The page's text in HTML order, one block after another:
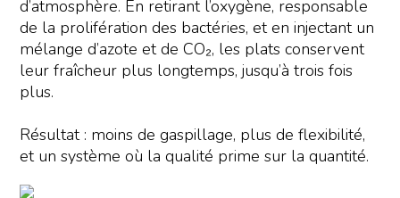
d’atmosphère. En retirant l’oxygène, responsable
de la prolifération des bactéries, et en injectant un
mélange d’azote et de CO₂, les plats conservent
leur fraîcheur plus longtemps, jusqu’à trois fois
plus.
Résultat : moins de gaspillage, plus de flexibilité,
et un système où la qualité prime sur la quantité.